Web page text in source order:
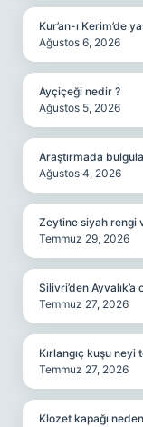
Kur’an-ı Kerim’de
Ağustos 6, 2026
Ayçiçeği nedir ?
Ağustos 5, 2026
Araştırmada
Ağustos 4, 2026
Zeytine siyah rengi
Temmuz 29, 2026
Silivri’den
Temmuz 27, 2026
Kırlangıç kuşu neyi
Temmuz 27, 2026
Klozet kapağı